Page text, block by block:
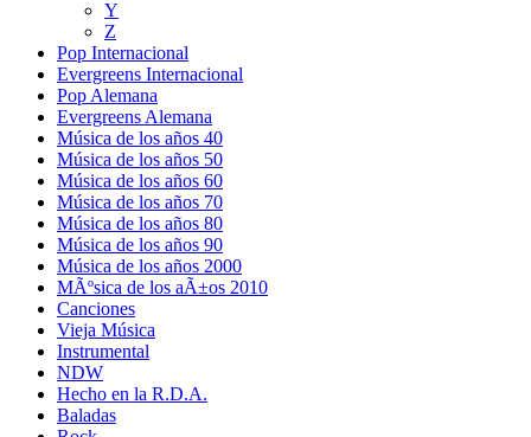
Y
Z
Pop Internacional
Evergreens Internacional
Pop Alemana
Evergreens Alemana
Música de los años 40
Música de los años 50
Música de los años 60
Música de los años 70
Música de los años 80
Música de los años 90
Música de los años 2000
MÃºsica de los aÃ±os 2010
Canciones
Vieja Música
Instrumental
NDW
Hecho en la R.D.A.
Baladas